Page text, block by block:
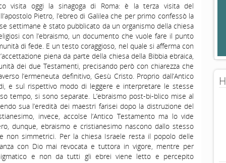
visita oggi la sinagoga di Roma: è la terza visita del
Pietro, l’ebreo di Galilea che per primo confessò la
settimane è stato pubblicato da un organismo della chiesa
con l’ebraismo, un documento che vuole fare il punto
di fede. E un testo coraggioso, nel quale si afferma con
piena da parte della chiesa della Bibbia ebraica,
dei due Testamenti, precisando però con chiarezza che
l’ermeneuta definitivo, Gesù Cristo. Proprio dall’Antico
e sul rispettivo modo di leggere e interpretare le stesse
tempo, si sono separate. L’ebraismo post-bi-blico mise al
sua l’eredità dei maestri farisei dopo la distruzione del
invece, accolse l’Antico Testamento ma lo vide
dunque, ebraismo e cristianesimo nascono dallo stesso
non simmetrici. Per la chiesa Israele resta il popolo delle
con Dio mai revocata e tuttora in vigore, mentre per
e non da tutti gli ebrei viene letto e percepito